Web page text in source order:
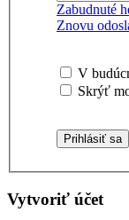
Zabudnuté
Znovu
V
Skrýť
Vytvoriť účet